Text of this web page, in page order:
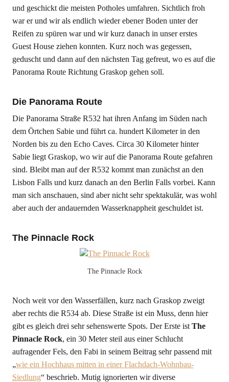
und geschickt die meisten Potholes umfahren. Sichtlich froh
war er und wir als endlich wieder ebener Boden unter der
Reifen zu spüren war und wir kurz danach in unser erstes
Guest House ziehen konnten. Kurz noch was gegessen,
geduscht und dann auf den nächsten Tag gefreut, wo es auf die
Panorama Route Richtung Graskop gehen soll.
Die Panorama Route
Die Panorama Straße R532 hat ihren Anfang im Süden nach
dem Örtchen Sabie und führt ca. hundert Kilometer in den
Norden bis zu den Echo Caves. Circa 30 Kilometer hinter
Sabie liegt Graskop, wo wir auf die Panorama Route gefahren
sind. Bleibt man auf der R532 kommt man zunächst an den
Lisbon Falls und kurz danach an den Berlin Falls vorbei. Kann
man sich anschauen, sind aber nicht sehr spektakulär, was wohl
aber auch der andauernden Wasserknappheit geschuldet ist.
The Pinnacle Rock
The Pinnacle Rock
Noch weit vor den Wasserfällen, kurz nach Graskop zweigt
aber rechts die R534 ab. Diese Straße ist ein Muss, denn hier
gibt es gleich drei sehr sehenswerte Spots. Der Erste ist The
Pinnacle Rock, ein 30 Meter steil aus einer Schlucht
aufragender Fels, den Fabi in seinem Beitrag sehr passend mit
„wie ein Hochhaus mitten in einer Flachdach-Wohnbau-
Siedlung“ beschrieb. Mutig ignorierten wir diverse